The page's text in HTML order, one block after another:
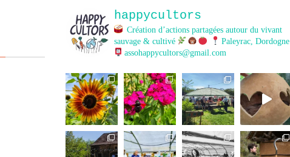
happycultors
Création d’actions partagées autour du vivant
sauvage & cultivé
Paleyrac, Dordogne
assohappycultors@gmail.com